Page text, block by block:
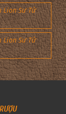
Lion Sư Tử
Lion Sư Tử